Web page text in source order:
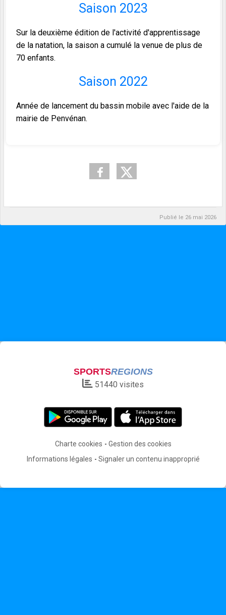
Saison 2023
Sur la deuxième édition de l'activité d'apprentissage
de la natation, la saison a cumulé la venue de plus de
70 enfants.
Saison 2022
Année de lancement du bassin mobile avec l'aide de la
mairie de Penvénan.
Publié le 26 mai 2026
SPORTSREGIONS
51440 visites
Charte cookies
Gestion des cookies
Informations légales
Signaler un contenu inapproprié